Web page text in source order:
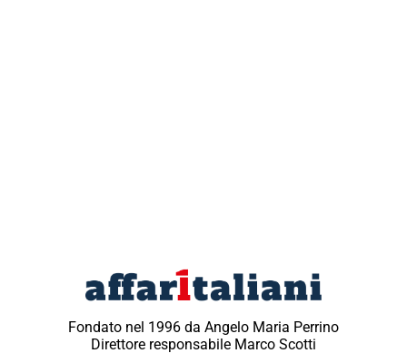
Fondato nel 1996 da Angelo Maria Perrino
Direttore responsabile Marco Scotti